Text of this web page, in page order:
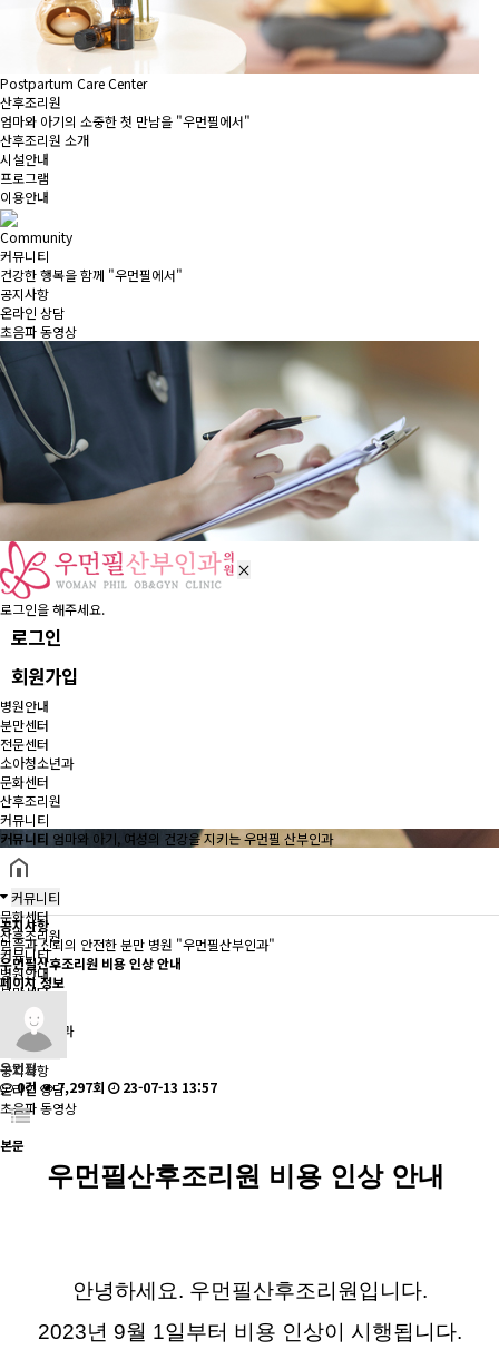
Postpartum Care Center
산후조리원
엄마와 아기의 소중한 첫 만남을 "우먼필에서"
산후조리원 소개
시설안내
프로그램
이용안내
Community
커뮤니티
건강한 행복을 함께 "우먼필에서"
공지사항
온라인 상담
초음파 동영상
로그인을 해주세요.
로그인
회원가입
병원안내
분만센터
전문센터
소아청소년과
문화센터
산후조리원
커뮤니티
커뮤니티 엄마와 아기, 여성의 건강을 지키는 우먼필 산부인과
커뮤니티
문화센터
산후조리원
커뮤니티
병원안내
분만센터
전문센터
소아청소년과
공지사항
공지사항
온라인 상담
초음파 동영상
공지사항
믿음과 신뢰의 안전한 분만 병원 "우먼필산부인과"
우먼필산후조리원 비용 인상 안내
페이지 정보
우먼필
0건
7,297회 23-07-13 13:57
본문
우먼필산후조리원 비용 인상 안내
안녕하세요. 우먼필산후조리원입니다.
2023년 9월 1일부터 비용 인상이 시행됩니다.